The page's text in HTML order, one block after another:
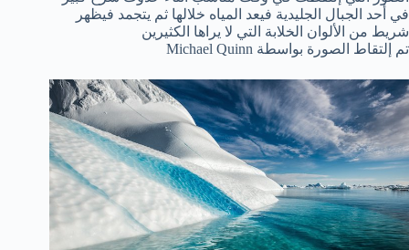
في أحد الجبال الجليدية فيعد المياه خلالها ثم يتجمد فيظهر
شريط من الألوان الخلابة التي لا يراها الكثيرين
تم إلتقاط الصورة بواسطة Michael Quinn